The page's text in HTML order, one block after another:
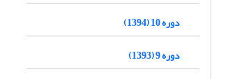
دوره 10 (1394)
دوره 9 (1393)